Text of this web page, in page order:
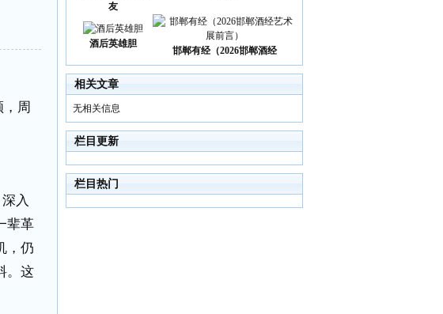
周
入
辈革
，仍
。这
友
酒后英雄胆
邯郸有经（2026邯郸酒经
相关文章
无相关信息
栏目更新
栏目热门